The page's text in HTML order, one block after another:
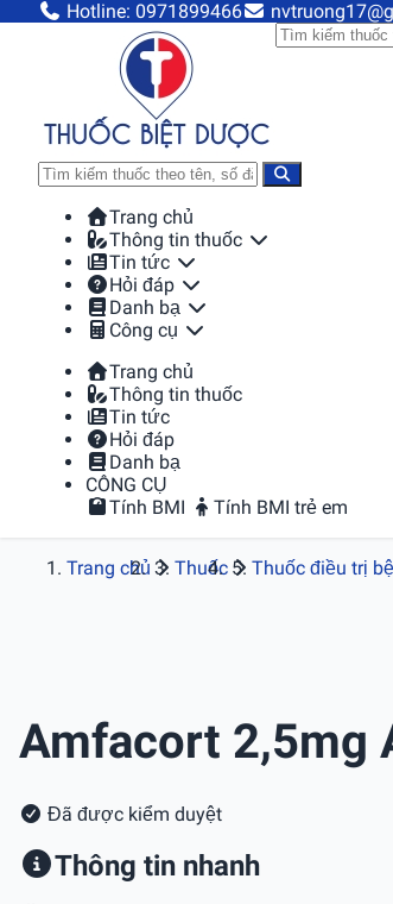
Hotline: 0971899466
Trang chủ
Thông tin thuốc
Tin tức
Hỏi đáp
Danh bạ
Công cụ
Trang chủ
Thông tin thuốc
Tin tức
Hỏi đáp
Danh bạ
CÔNG CỤ
Tính BMI
Tính BMI trẻ em
Trang chủ Thuốc Thuốc điều trị
Amfacort 2,5mg
Đã được kiểm duyệt
Thông tin nhanh